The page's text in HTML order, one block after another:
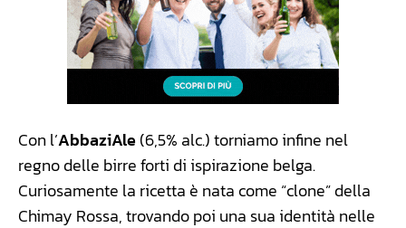
Con l’AbbaziAle(6,5% alc.) torniamo infine nel
regno delle birre forti di ispirazione belga.
Curiosamente la ricetta è nata come “clone” della
Chimay Rossa, trovando poi una sua identità nelle